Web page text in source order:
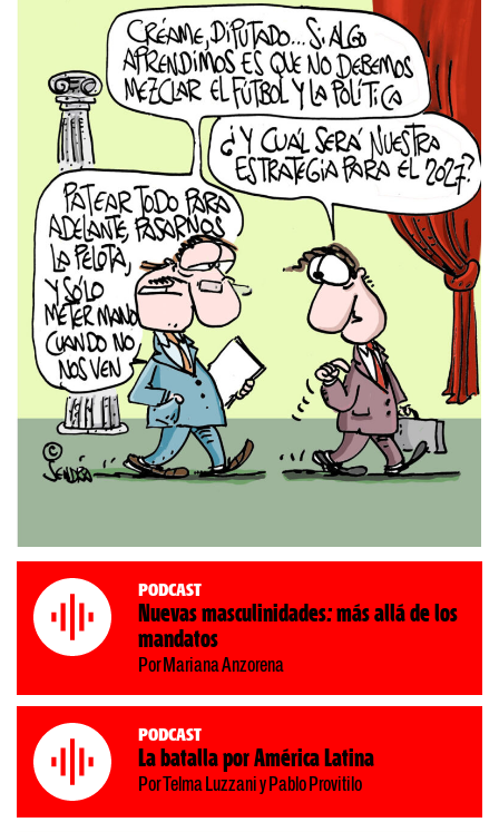
Podcast
Nuevas masculinidades: más allá de los
mandatos
Por Mariana Anzorena
Podcast
La batalla por América Latina
Por Telma Luzzani y Pablo Provitilo